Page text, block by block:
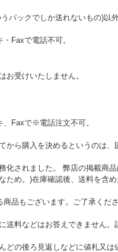
パックでしか送れないもの)以
Faxで電話不可。
お受けいたしません。
、Faxで※電話注文不可。
から購入を決めるというのは
化されました。 弊店の掲載商
ため。)在庫確認後、送料を含
品もございます。ご了承くださ
送料などはお答えできません
どの後ろ見返しなどに値札又